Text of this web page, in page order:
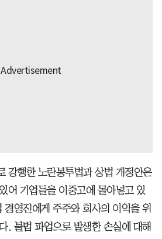
강행한 노란봉투법과 상법 개정안은
어 기업들을 이중고에 몰아넣고 있
영진에게 주주와 회사의 이익을 위
. 불법 파업으로 발생한 손실에 대해